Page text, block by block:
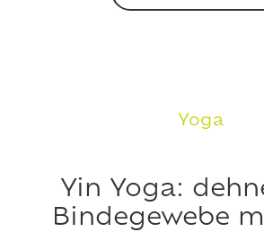
Yoga
Yin Yoga:
Bindegewebe